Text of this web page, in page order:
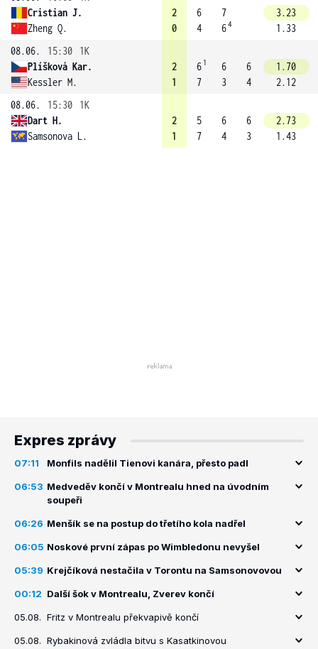
Cristian J.
Zheng Q.
2
0
6
4
7
64
3.23
1.33
08.06.
15:30
1K
Plíšková Kar.
Kessler M.
2
1
6 1
7
6
3
6
4
1.70
2.12
08.06.
15:30
1K
Dart H.
Samsonova L.
2
1
5
7
6
4
6
3
2.73
1.43
Expres zprávy
07:11 Monfils nadělil Tienovi kanára, přesto padl
06:53 Medveděv končí v Montrealu hned na úvodním
soupeři
06:26 Menšík se na postup do třetího kola nadřel
06:05 Noskové první zápas po Wimbledonu nevyšel
05:39 Krejčíková nestačila v Torontu na Samsonovovou
00:12 Další šok v Montrealu, Zverev končí
05.08. Fritz v Montrealu překvapivě končí
05.08. Rybakinová zvládla bitvu s Kasatkinovou